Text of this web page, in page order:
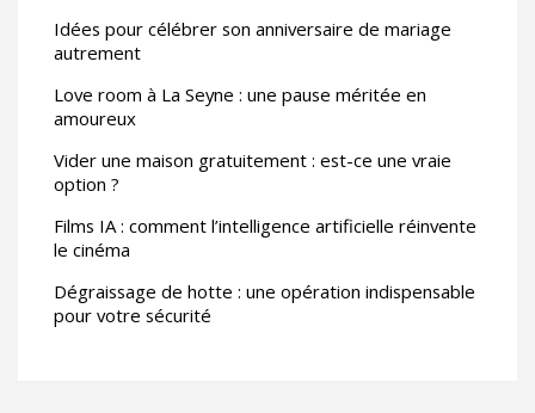
Idées pour célébrer son anniversaire de mariage
autrement
Love room à La Seyne : une pause méritée en
amoureux
Vider une maison gratuitement : est-ce une vraie
option ?
Films IA : comment l’intelligence artificielle réinvente
le cinéma
Dégraissage de hotte : une opération indispensable
pour votre sécurité